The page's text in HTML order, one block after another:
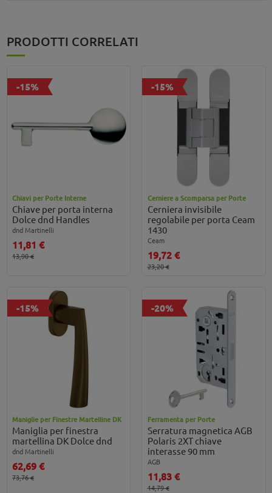
PRODOTTI CORRELATI
-15%
Chiavi per Porte Interne
Chiave per porta interna
Dolce dnd Handles
dnd Martinelli
11,81 €
13,90 €
-15%
Cerniere a Scomparsa per Porte
Cerniera invisibile
regolabile per porta Ceam
1430
Ceam
19,72 €
23,20 €
-15%
Maniglie per Finestre Martelline DK
Maniglia per finestra
martellina DK Dolce dnd
dnd Martinelli
62,69 €
73,76 €
-20%
Ferramenta per Porte
Serratura magnetica AGB
Polaris 2XT chiave
interasse 90 mm
AGB
11,83 €
14,79 €